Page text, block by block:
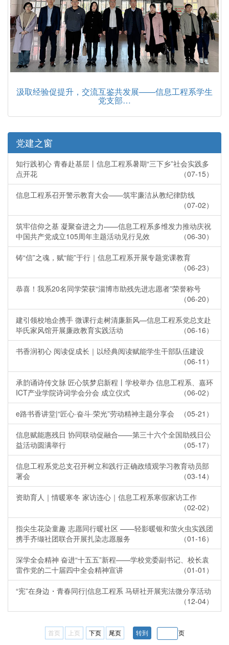
汲取经验促提升，交流互鉴共发展——信息工程系学生
党支部…
党建之窗
知行践初心 青春赴基层丨信息工程系暑期“三下乡”社会实践多
点开花
（07-15）
信息工程系召开警示教育大会——筑牢廉洁从教纪律防线
（07-02）
筑牢信仰之基 凝聚奋进之力——信息工程系多维发力推动庆祝
中国共产党成立105周年主题活动见行见效
（06-30）
铸“信”之魂，赋“能”于行｜信息工程系开展专题党课教育
（06-23）
恭喜！我系20名同学荣获“淄博市助残先进志愿者”荣誉称号
（06-20）
建引领校地企携手 微课行走树清廉新风—信息工程系党总支赴
毕氏家风馆开展廉政教育实践活动
（06-16）
书香润初心 阅读促成长｜以经典阅读赋能学生干部队伍建设
（06-11）
承韵诵诗传文脉 匠心筑梦启新程丨学校举办 信息工程系、嘉环
ICT产业学院诗词学会分会 成立仪式
（06-02）
e路书香讲堂|“匠心·奋斗·荣光”劳动精神主题分享会 （05-21）
信息赋能惠残日 协同联动促融合——第三十六个全国助残日公
益活动圆满举行
（05-17）
信息工程系党总支召开树立和践行正确政绩观学习教育动员部
署会
（03-14）
资助育人｜情暖寒冬 家访连心｜信息工程系寒假家访工作
（02-02）
指尖生花染童趣 志愿同行暖社区 ——轻影暖银和萤火虫实践团
携手齐缬社团联合开展扎染志愿服务
（01-16）
深学全会精神 奋进“十五五”新程——学校党委副书记、校长袁
雷作党的二十届四中全会精神宣讲
（01-01）
“宪”在身边・青春同行|信息工程系 马研社开展宪法微分享活动
（12-04）
首页 上页 下页 尾页 页